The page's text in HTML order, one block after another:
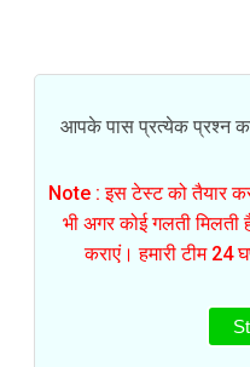
आपके पास प्रत्येक प्रश्न
Note : इस टेस्ट को तैयार
भी अगर कोई गलती
कराएं। हमारी टीम